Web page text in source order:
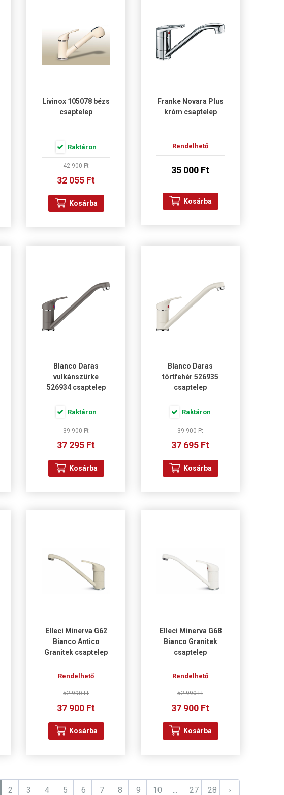
Livinox 105078 bézs
csaptelep
Raktáron
42 900 Ft
32 055 Ft
Kosárba
Franke Novara Plus
króm csaptelep
Rendelhető
35 000 Ft
Kosárba
Blanco Daras
vulkánszürke
526934 csaptelep
Raktáron
39 900 Ft
37 295 Ft
Kosárba
Blanco Daras
törtfehér 526935
csaptelep
Raktáron
39 900 Ft
37 695 Ft
Kosárba
Elleci Minerva G62
Bianco Antico
Granitek csaptelep
Rendelhető
52 990 Ft
37 900 Ft
Kosárba
Elleci Minerva G68
Bianco Granitek
csaptelep
Rendelhető
52 990 Ft
37 900 Ft
Kosárba
2 3 4 5 6 7 8 9 10 ... 27 28 ›